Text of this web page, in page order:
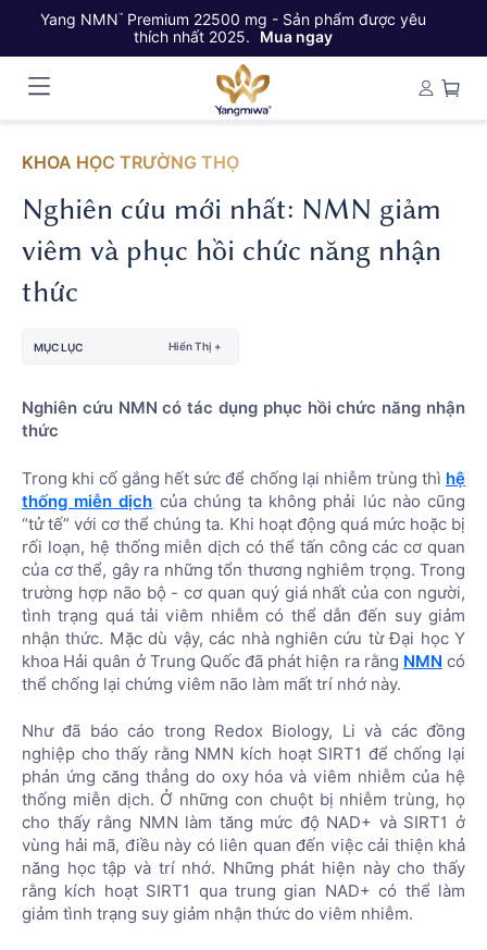
Yang NMN™Premium 22500 mg - Sản phẩm được yêu
thích nhất 2025.
Mua ngay
KHOA HỌC TRƯỜNG THỌ
Nghiên cứu mới nhất: NMN giảm
viêm và phục hồi chức năng nhận
thức
MỤC LỤC Hiển Thị +
Nghiên cứu NMN có tác dụng phục hồi chức năng nhận
thức
Trong khi cố gắng hết sức để chống lại nhiễm trùng thì hệ
thống miễn dịch của chúng ta không phải lúc nào cũng
“tử tế” với cơ thể chúng ta. Khi hoạt động quá mức hoặc bị
rối loạn, hệ thống miễn dịch có thể tấn công các cơ quan
của cơ thể, gây ra những tổn thương nghiêm trọng. Trong
trường hợp não bộ - cơ quan quý giá nhất của con người,
tình trạng quá tải viêm nhiễm có thể dẫn đến suy giảm
nhận thức. Mặc dù vậy, các nhà nghiên cứu từ Đại học Y
khoa Hải quân ở Trung Quốc đã phát hiện ra rằng NMN có
thể chống lại chứng viêm não làm mất trí nhớ này.
Như đã báo cáo trong Redox Biology, Li và các đồng
nghiệp cho thấy rằng NMN kích hoạt SIRT1 để chống lại
phản ứng căng thẳng do oxy hóa và viêm nhiễm của hệ
thống miễn dịch. Ở những con chuột bị nhiễm trùng, họ
cho thấy rằng NMN làm tăng mức độ NAD+ và SIRT1 ở
vùng hải mã, điều này có liên quan đến việc cải thiện khả
năng học tập và trí nhớ. Những phát hiện này cho thấy
rằng kích hoạt SIRT1 qua trung gian NAD+ có thể làm
giảm tình trạng suy giảm nhận thức do viêm nhiễm.